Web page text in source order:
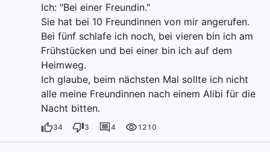
Ich: "Bei einer Freundin."
Sie hat bei 10 Freundinnen von mir angerufen.
Bei fünf schlafe ich noch, bei vieren bin ich am
Frühstücken und bei einer bin ich auf dem
Heimweg.
Ich glaube, beim nächsten Mal sollte ich nicht
alle meine Freundinnen nach einem Alibi für die
Nacht bitten.
34 3 4 1210